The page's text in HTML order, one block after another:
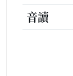
音讀